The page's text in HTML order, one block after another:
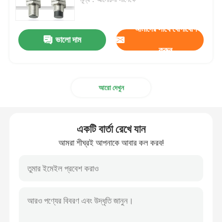
ভালো দাম
আমাদের সাথে যোগাযোগ
করুন
আরো দেখুন
একটি বার্তা রেখে যান
আমরা শীঘ্রই আপনাকে আবার কল করব!